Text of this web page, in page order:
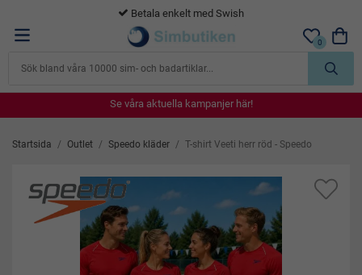
365 dagars öppet köp
0
Se våra aktuella kampanjer här!
Se våra aktuella kampanjer här!
Se våra aktuella kampanjer här!
Se våra aktuella kampanjer här!
Startsida / Outlet / Speedo kläder / T-shirt Veeti herr röd - Speedo